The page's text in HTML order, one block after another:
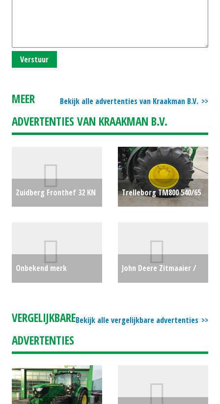
Verstuur
Bekijk alle advertenties van Kraakman B.V.
MEER
ADVERTENTIES VAN KRAAKMAN B.V.
Zuidberg Fronthef 32 KN
Trelleborg TM800 540/65
Onbekend merk
John Deere Zitmaaier /
Bekijk alle vergelijkbare advertenties
VERGELIJKBARE
ADVERTENTIES